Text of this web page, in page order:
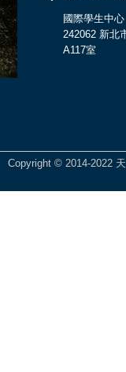
國際學生中心
242062 新北
A117室
Copyright © 2014-2022